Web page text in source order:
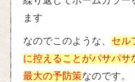
ます
なのでこのような、 セル
に控えることがパサパ
最大の予防策なのです。